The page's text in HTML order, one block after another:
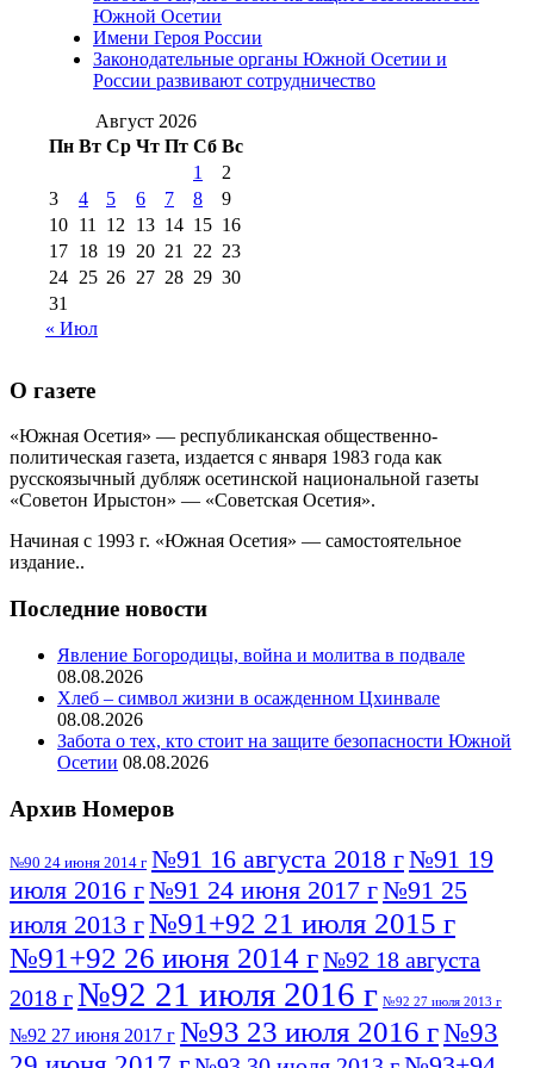
№98 8 августа 2013 г
августа 2012 г(14) №98+99 11 июля
2017 г(9)
№99 4 августа
2016 г(12) №99 8 июля 2014 г
августа 2012 г(11)
августа 2013 г
(12)
Южной Осетии
Имени Героя России
Законодательные органы Южной Осетии и
России развивают сотрудничество
Август 2026
Пн Вт Ср Чт Пт Сб Вс
1
2
3
4 5 6 7 8
9
10 11 12 13 14 15 16
17 18 19 20 21 22 23
24 25 26 27 28 29 30
31
« Июл
О газете
«Южная Осетия» — республиканская общественно-
политическая газета, издается с января 1983 года как
русскоязычный дубляж осетинской национальной газеты
«Советон Ирыстон» — «Советская Осетия».
Начиная с 1993 г. «Южная Осетия» — самостоятельное
издание..
Последние новости
Явление Богородицы, война и молитва в подвале
08.08.2026
Хлеб – символ жизни в осажденном Цхинвале
08.08.2026
Забота о тех, кто стоит на защите безопасности Южной
Осетии 08.08.2026
Архив Номеров
№90 24 июня 2014 г №91 16 августа 2018 г№91 19
июля 2016 г№91 24 июня 2017 г№91 25
июля 2013 г№91+92 21 июля 2015 г
№91+92 26 июня 2014 г№92 18 августа
2018 г№92 21 июля 2016 г №92 27 июля 2013 г
№92 27 июня 2017 г №93 23 июля 2016 г№93